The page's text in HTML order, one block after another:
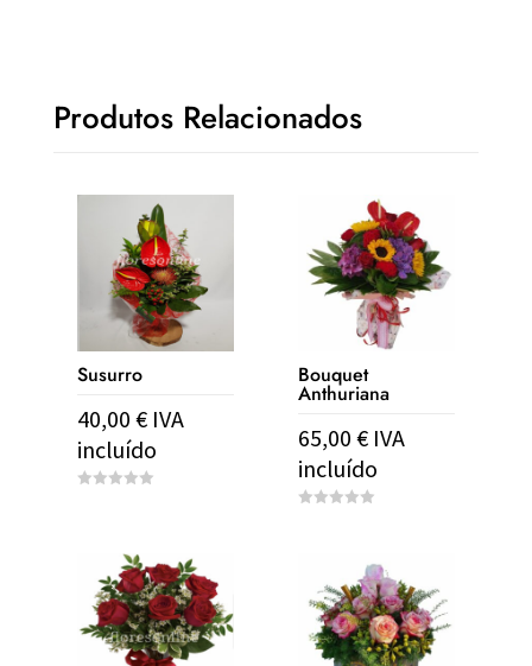
Produtos Relacionados
Susurro
40,00 € IVA
incluído
Bouquet
Anthuriana
65,00€ IVA
incluído